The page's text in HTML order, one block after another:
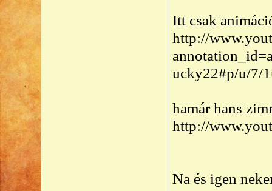
Itt csak
http://
ucky22#p/u/7/
hamár hans
http://
Na és igen